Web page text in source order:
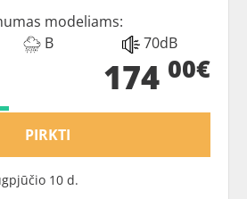
modeliams:
B 70dB
174 00€
PIRKTI
10 d.